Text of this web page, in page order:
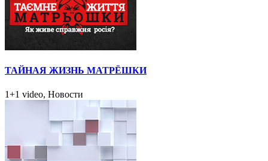
ТАЙНАЯ ЖИЗНЬ МАТРЁШКИ
1+1 video, Новости